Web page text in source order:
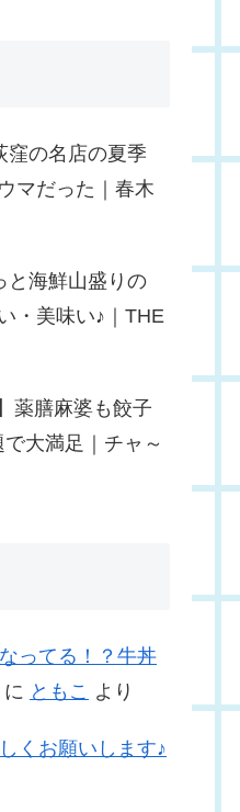
窪の名店の夏季
マだった｜春木
と海鮮山盛りの
・美味い♪｜THE
薬膳麻婆も餃子
大満足｜チャ～
ってる！？牛丼
に ともこ より
くお願いします♪